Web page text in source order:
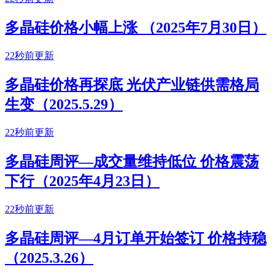
多晶硅价格小幅上涨 （2025年7月30日）
22秒前更新
多晶硅价格再探底 光伏产业链供需格局
生变（2025.5.29）
22秒前更新
多晶硅周评—成交量维持低位 价格震荡
下行（2025年4月23日）
22秒前更新
多晶硅周评—4月订单开始签订 价格持稳
（2025.3.26）